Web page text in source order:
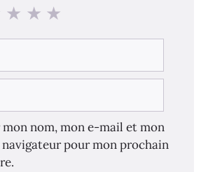
★
★
★
nom, mon e-mail et mon
navigateur pour mon prochain